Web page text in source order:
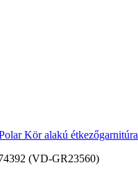
Kör alakú étkezőgarnitúra
(VD-GR23560)